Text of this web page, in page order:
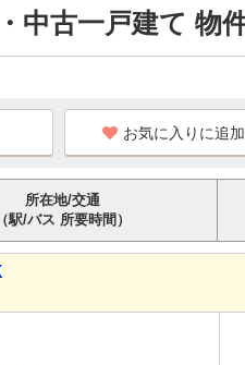
中古一戸建て 物
お気に入りに追加
所在地/交通
（駅/バス 所要時間）